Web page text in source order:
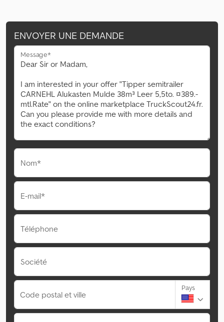
ENVOYER UNE DEMANDE
Message*
Nom*
E-mail*
Téléphone
Société
Code postal et ville
Pays